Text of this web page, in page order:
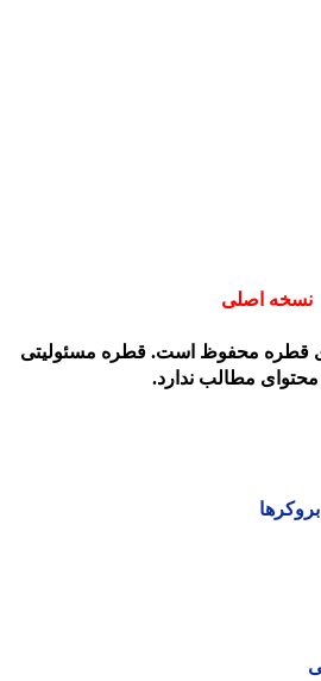
اصلی
محفوظ است. قطره مسئولیتی
مطالب ندارد.